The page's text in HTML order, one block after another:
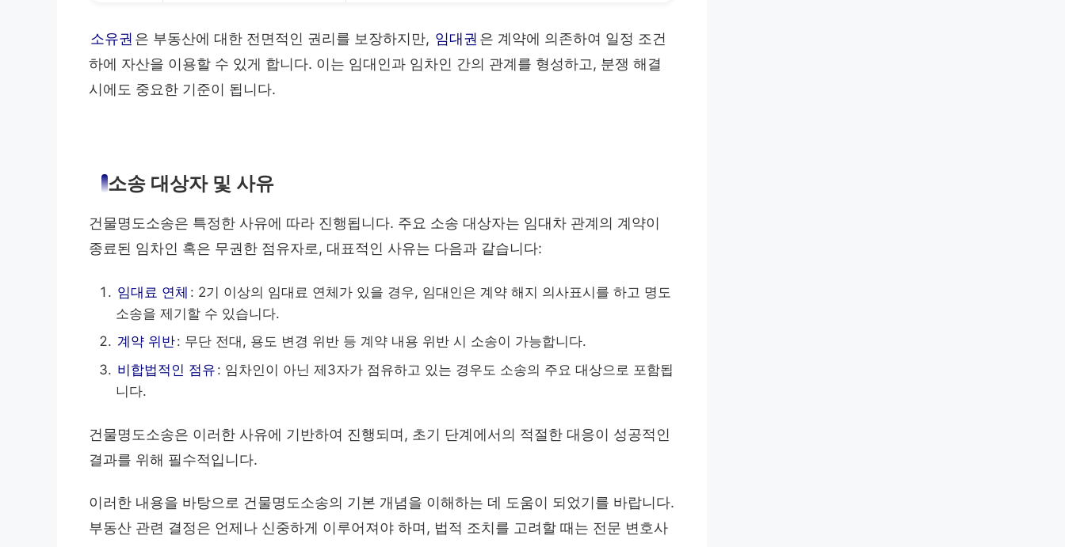
소유권 은 부동산에 대한 전면적인 권리를 보장하지만, 임대권 은 계약에 의존하여 일정 조건
하에 자산을 이용할 수 있게 합니다. 이는 임대인과 임차인 간의 관계를 형성하고, 분쟁 해결
시에도 중요한 기준이 됩니다.
소송 대상자 및 사유
건물명도소송은 특정한 사유에 따라 진행됩니다. 주요 소송 대상자는 임대차 관계의 계약이
종료된 임차인 혹은 무권한 점유자로, 대표적인 사유는 다음과 같습니다:
임대료 연체 : 2기 이상의 임대료 연체가 있을 경우, 임대인은 계약 해지 의사표시를 하고 명도
소송을 제기할 수 있습니다.
계약 위반: 무단 전대, 용도 변경 위반 등 계약 내용 위반 시 소송이 가능합니다.
비합법적인 점유 : 임차인이 아닌 제3자가 점유하고 있는 경우도 소송의 주요 대상으로 포함됩
니다.
건물명도소송은 이러한 사유에 기반하여 진행되며, 초기 단계에서의 적절한 대응이 성공적인
결과를 위해 필수적입니다.
이러한 내용을 바탕으로 건물명도소송의 기본 개념을 이해하는 데 도움이 되었기를 바랍니다.
부동산 관련 결정은 언제나 신중하게 이루어져야 하며, 법적 조치를 고려할 때는 전문 변호사